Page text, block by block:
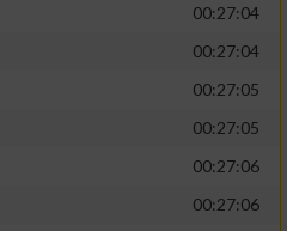
00:27:04
00:27:04
00:27:05
00:27:05
00:27:06
00:27:06